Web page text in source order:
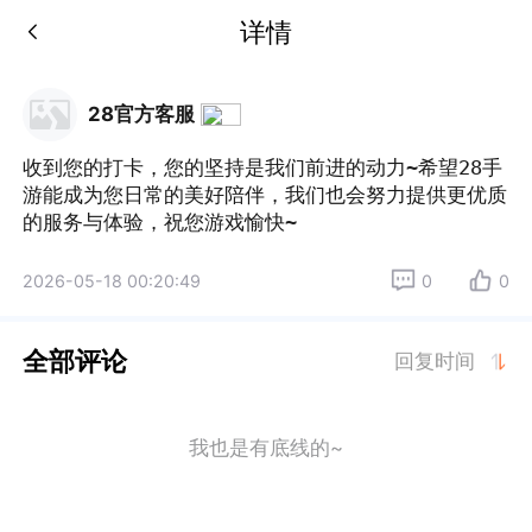
详情
28官方客服
收到您的打卡，您的坚持是我们前进的动力~希望28手
游能成为您日常的美好陪伴，我们也会努力提供更优质
的服务与体验，祝您游戏愉快~
2026-05-18 00:20:49 0 0
全部评论 回复时间
我也是有底线的~